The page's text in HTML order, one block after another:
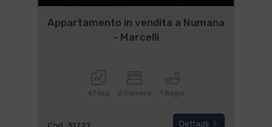
Appartamento in vendita a Numana
- Marcelli
67 mq 2 Camere 1 Bagni
Dettagli